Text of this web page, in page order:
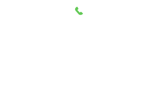
象之用，不能私自供他人服用。
二、平常注意飲食質量並適量運